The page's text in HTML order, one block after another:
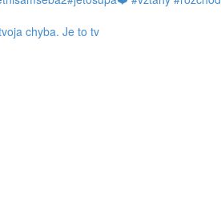
chyba. Je to tv